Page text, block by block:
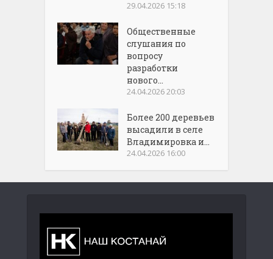
29.04.2026 15:18
Общественные
слушания по
вопросу
разработки
нового...
24.04.2026 20:03
Более 200 деревьев
высадили в селе
Владимировка и...
24.04.2026 16:00